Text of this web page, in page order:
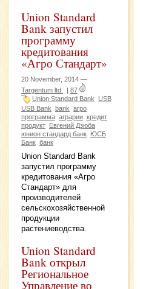
Union Standard
Bank запустил
программу
кредитования
«Агро Стандарт»
20 November, 2014 —
Targentum ltd.
| 87
Union Standard Bank USB
USB Bank bank агро
программа аграрии кредит
продукт Евгений Дзюба
юнион стандард банк ЮСБ
Банк банк
Union Standard Bank
запустил программу
кредитования «Агро
Стандарт» для
производителей
сельскохозяйственной
продукции
растениеводства.
Union Standard
Bank открыл
Региональное
Управление во